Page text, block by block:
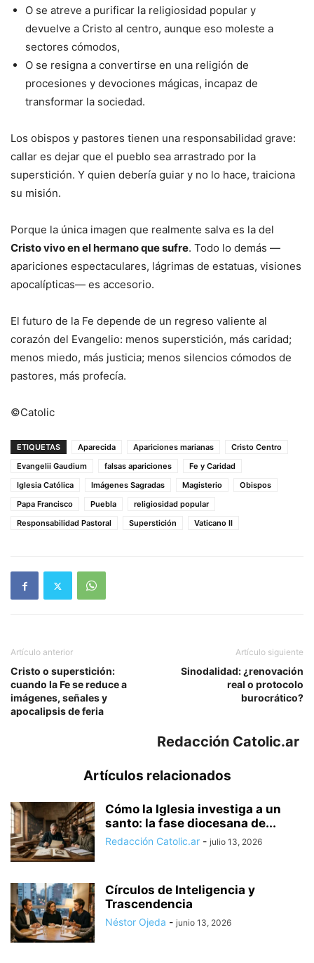
O se atreve a purificar la religiosidad popular y
devuelve a Cristo al centro, aunque eso moleste a
sectores cómodos,
O se resigna a convertirse en una religión de
procesiones y devociones mágicas, incapaz de
transformar la sociedad.
Los obispos y pastores tienen una responsabilidad grave:
callar es dejar que el pueblo sea arrastrado por la
superstición. Y quien debería guiar y no lo hace, traiciona
su misión.
Porque la única imagen que realmente salva es la del
Cristo vivo en el hermano que sufre. Todo lo demás —
apariciones espectaculares, lágrimas de estatuas, visiones
apocalípticas— es accesorio.
El futuro de la Fe depende de un regreso valiente al
corazón del Evangelio: menos superstición, más caridad;
menos miedo, más justicia; menos silencios cómodos de
pastores, más profecía.
©Catolic
ETIQUETAS Aparecida Apariciones marianas
Cristo Centro
Evangelii Gaudium
falsas apariciones
Fe y Caridad
Iglesia Católica
Imágenes Sagradas Magisterio
Obispos
Papa Francisco
Puebla
religiosidad popular
Responsabilidad Pastoral
Superstición Vaticano II
Artículo anterior
Cristo o superstición:
cuando la Fe se reduce a
imágenes, señales y
apocalipsis de feria
Artículo siguiente
Sinodalidad: ¿renovación
real o protocolo
burocrático?
Redacción Catolic.ar
Artículos relacionados
Cómo la Iglesia investiga a un
santo: la fase diocesana de...
Redacción Catolic.ar - julio 13, 2026
Círculos de Inteligencia y
Trascendencia
Néstor Ojeda - junio 13, 2026